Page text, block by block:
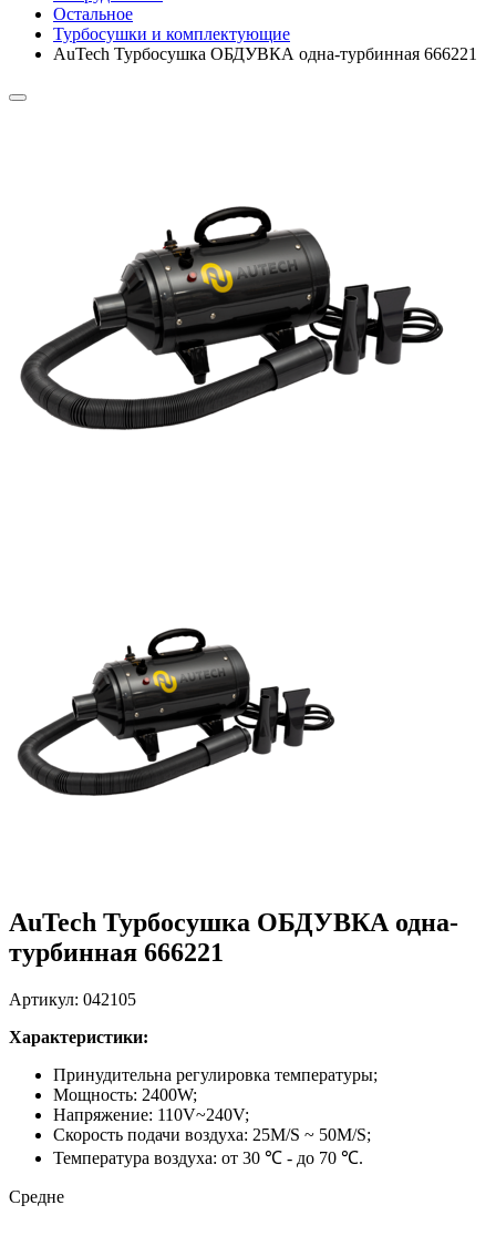
Остальное
Турбосушки и комплектующие
AuTech Турбосушка ОБДУВКА одна-турбинная 666221
AuTech Турбосушка ОБДУВКА одна-
турбинная 666221
Артикул: 042105
Характеристики:
Принудительна регулировка температуры;
Мощность: 2400W;
Напряжение: 110V~240V;
Скорость подачи воздуха: 25M/S ~ 50M/S;
Температура воздуха: от 30 ℃ - до 70 ℃.
Средне